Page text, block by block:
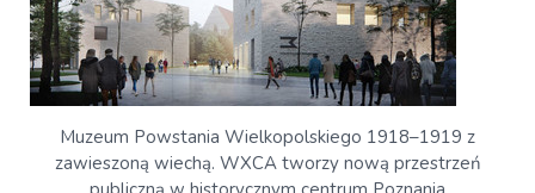
Muzeum Powstania Wielkopolskiego 1918–1919 z
zawieszoną wiechą. WXCA tworzy nową przestrzeń